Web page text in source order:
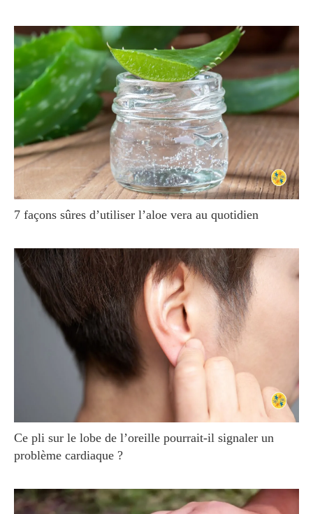
7 façons sûres d’utiliser l’aloe vera au quotidien
Ce pli sur le lobe de l’oreille pourrait-il signaler un
problème cardiaque ?